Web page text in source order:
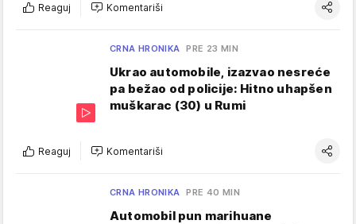
Reaguj Komentariši
CRNA HRONIKA PRE 23 MIN
Ukrao automobile, izazvao nesreće
pa bežao od policije: Hitno uhapšen
muškarac (30) u Rumi
Reaguj Komentariši
CRNA HRONIKA PRE 40 MIN
Automobil pun marihuane